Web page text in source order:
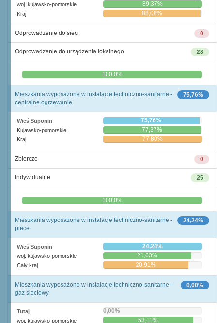
woj. kujawsko-pomorskie 89,37%
Kraj 88,08%
0
Odprowadzenie do sieci
28
Odprowadzenie do urządzenia lokalnego
0,0% 100,0%
75,76%
Mieszkania wyposażone w instalacje techniczno-sanitarne -
centralne ogrzewanie
Wieś Suponin 75,76%
Kujawsko-pomorskie 77,37%
Kraj 77,80%
0
Zbiorcze
25
Indywidualne
0,0% 100,0%
24,24%
Mieszkania wyposażone w instalacje techniczno-sanitarne -
piece
Wieś Suponin 24,24%
woj. kujawsko-pomorskie 21,63%
Cały kraj 20,91%
0,00%
Mieszkania wyposażone w instalacje techniczno-sanitarne -
gaz sieciowy
Tutaj 0,00%
woj. kujawsko-pomorskie 53,11%